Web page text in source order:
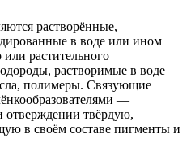
растворённые,
в воде или ином
растительного
растворимые в воде
полимеры. Связующие
—
твёрдую,
в своём составе пигменты и